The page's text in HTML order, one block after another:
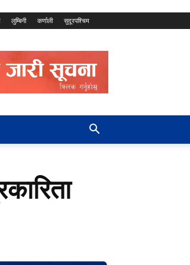
लुम्बिनी कर्णाली सुदूरपश्चिम